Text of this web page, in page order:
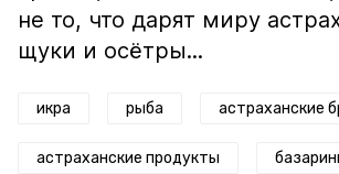
не то, что дарят миру
щуки и осётры...
икра рыба астраханские
астраханские продукты